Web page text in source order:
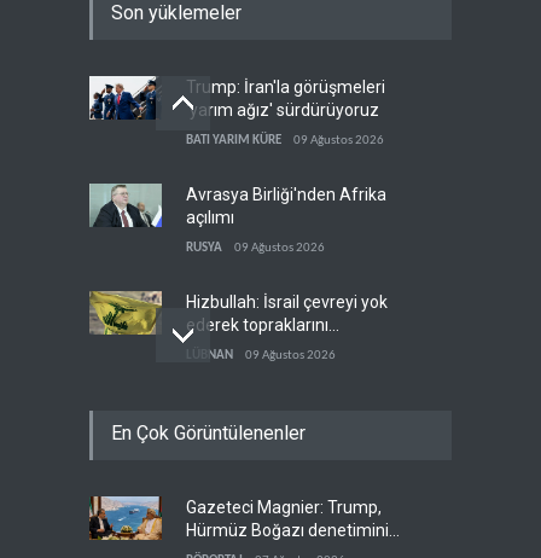
Son yüklemeler
Trump: İran'la görüşmeleri
'yarım ağız' sürdürüyoruz
BATI YARIM KÜRE 09 Ağustos 2026
Avrasya Birliği'nden Afrika
açılımı
RUSYA 09 Ağustos 2026
Hizbullah: İsrail çevreyi yok
ederek topraklarını
genişletiyor
LÜBNAN 09 Ağustos 2026
Muhsin Rızai'ye yeni görev
Hamas arabuluculardan
İsrail'e baskı yapmasını
En Çok Görüntülenenler
Gazeteci Magnier: Trump,
Hürmüz Boğazı denetimini
doğrudan İran ve Umman'a